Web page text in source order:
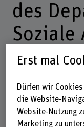
des
Soziale
Instituten zu
Kindheit,
Erst mal
Dürfen wir
die Website-
Website-Nutzung
Marketing zu